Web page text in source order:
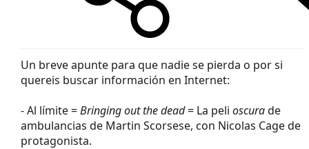
Un breve apunte para que nadie se pierda o por si
quereis buscar información en Internet:
- Al límite =Bringing out the dead= La peli oscurade
ambulancias de Martin Scorsese, con Nicolas Cage de
protagonista.